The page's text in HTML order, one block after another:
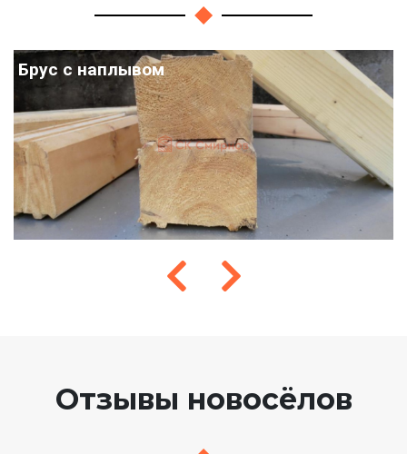
Брус с наплывом
Отзывы новосёлов